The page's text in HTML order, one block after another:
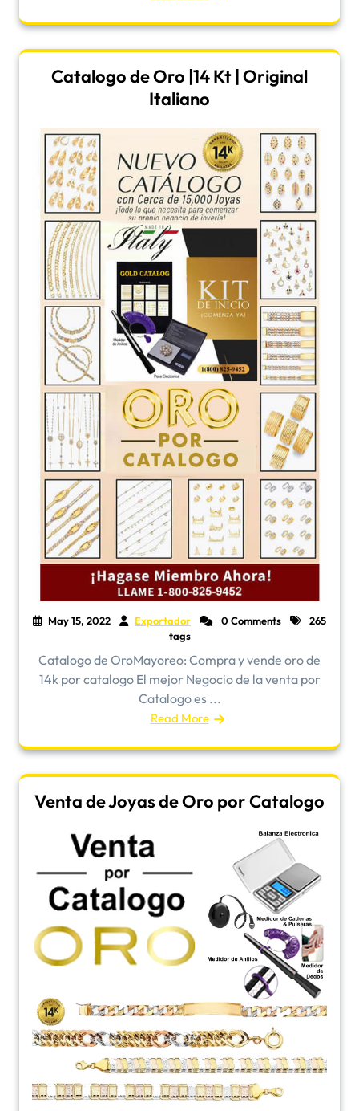
Catalogo de Oro |14 Kt | Original
Italiano
May 15, 2022 Exportador 0 Comments
265
tags
​Catalogo de OroMayoreo: Compra y vende oro de
14k por catalogo El mejor Negocio de la venta por
Catalogo es ...
Read More
Venta de Joyas de Oro por Catalogo